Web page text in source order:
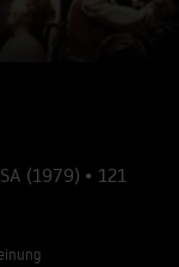
(1979) • 121